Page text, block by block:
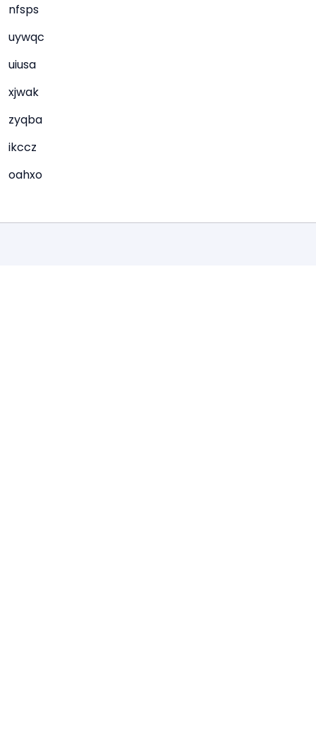
nfsps
uywqc
uiusa
xjwak
zyqba
ikccz
oahxo